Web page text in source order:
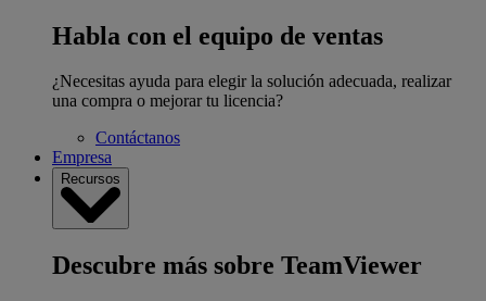
Habla con el equipo de ventas
¿Necesitas ayuda para elegir la solución adecuada, realizar
una compra o mejorar tu licencia?
Contáctanos
Empresa
Recursos
Descubre más sobre TeamViewer